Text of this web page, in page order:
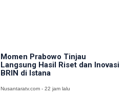
Momen Prabowo Tinjau
Langsung Hasil Riset dan Inovasi
BRIN di Istana
Nusantaratv.com - 22 jam lalu